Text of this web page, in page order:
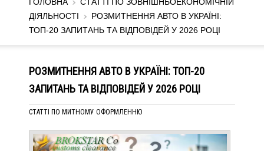
ДІЯЛЬНОСТІ
РОЗМИТНЕННЯ АВТО В УКРАЇНІ:
ТОП-20 ЗАПИТАНЬ ТА ВІДПОВІДЕЙ У 2026 РОЦІ
РОЗМИТНЕННЯ АВТО В УКРАЇНІ: ТОП-20
ЗАПИТАНЬ ТА ВІДПОВІДЕЙ У 2026 РОЦІ
СТАТТІ ПО МИТНОМУ ОФОРМЛЕННЮ